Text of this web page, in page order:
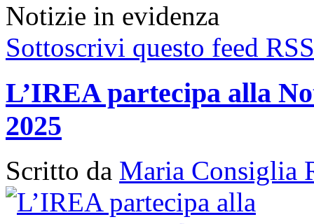
Notizie in evidenza
Sottoscrivi questo feed RSS
L’IREA partecipa alla
2025
Scritto da Maria Consiglia